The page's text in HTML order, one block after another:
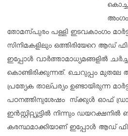
തോമസ്പുരം പള്ളി ഇടവകാംഗം
സിനിമകളിലും ഒത്തിരിയേറെ ആഡ്
ഇപ്പോൾ വാർത്താമാധ്യമങ്ങളിൽ
കൊണ്ടിരിക്കുന്നത്. ചെറുപ്പം
പ്രത്യേക താല്പര്യം ഉണ്ടായിരുന്ന
പഠനത്തിനുശേഷം സ്‌ക്കുള്‍ ഓഫ്
ഇൻസ്റ്റിറ്റ്യൂട്ടിൽ നിന്നും ഡയറക്ഷനിൽ
കരസ്ഥമാക്കിയാണ് ഇപ്പോൾ ആഡ്